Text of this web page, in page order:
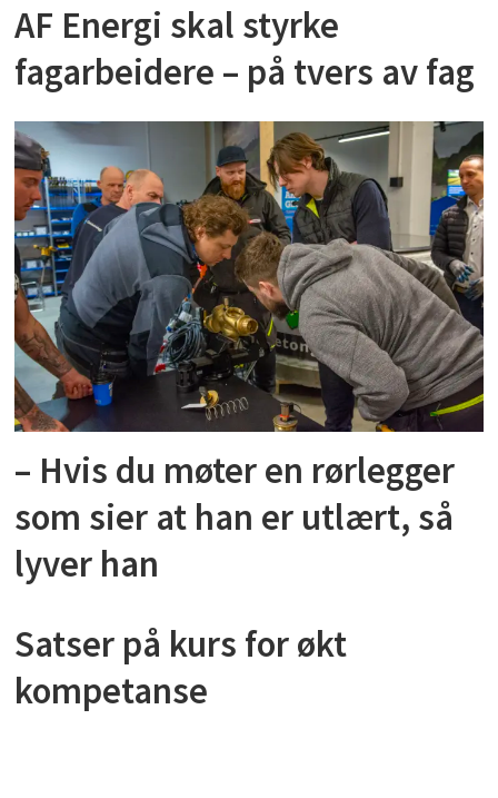
AF Energi skal styrke
fagarbeidere – på tvers av fag
– Hvis du møter en rørlegger
som sier at han er utlært, så
lyver han
Satser på kurs for økt
kompetanse